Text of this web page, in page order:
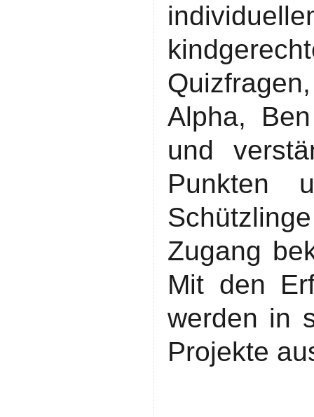
Alpha,
und
Punkten
Zugang
Mit den
werden in
Projekte